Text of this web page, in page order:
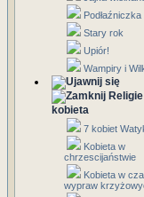
Podłaźniczka
Stary rok
Upiór!
Wampiry i
kobieta
7 kobiet
Kobieta w
chrzescijaństwie
Kobieta w
wypraw